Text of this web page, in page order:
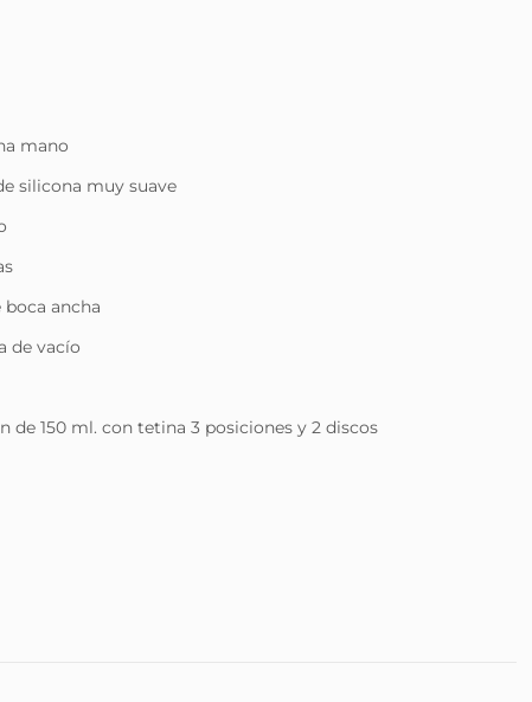
mano
silicona muy suave
boca ancha
de vacío
de 150 ml. con tetina 3 posiciones y 2 discos